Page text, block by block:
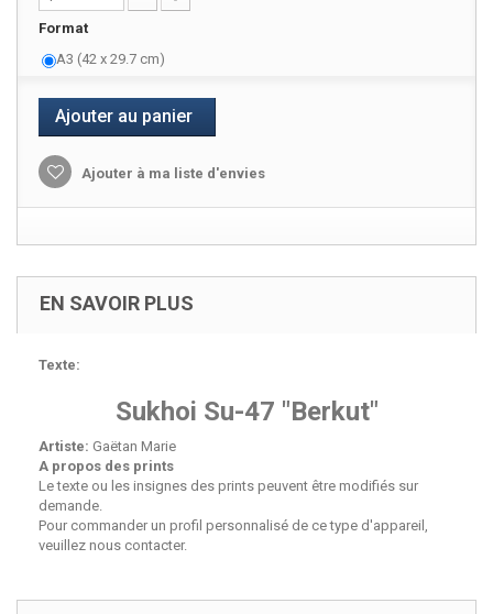
Format
A3 (42 x 29.7 cm)
Ajouter au panier
Ajouter à ma liste d'envies
EN SAVOIR PLUS
Texte:
Sukhoi Su-47 "Berkut"
Artiste: Gaëtan Marie
A propos des prints
Le texte ou les insignes des prints peuvent être modifiés sur
demande.
Pour commander un profil personnalisé de ce type d'appareil,
veuillez nous contacter.